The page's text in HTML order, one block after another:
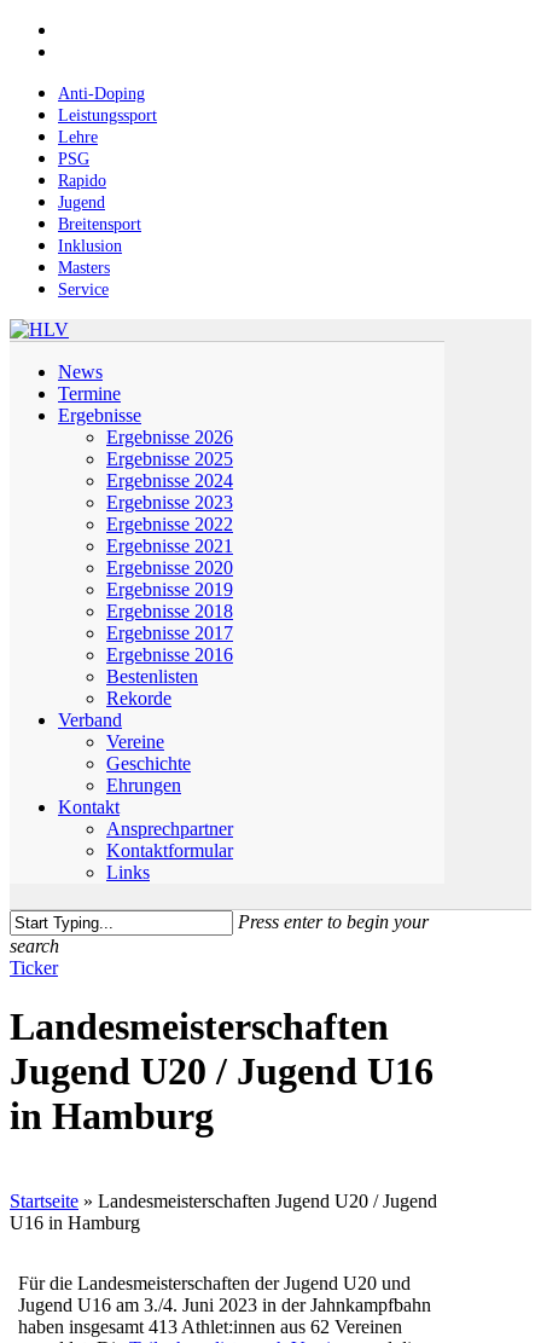
Skip
contentAnti-Doping
Leistungssport
Lehre
PSG
Rapido
Jugend
Breitensport
Inklusion
Masters
Service
News
Termine
Ergebnisse
Ergebnisse 2026
Ergebnisse 2025
Ergebnisse 2024
Ergebnisse 2023
Ergebnisse 2022
Ergebnisse 2021
Ergebnisse 2020
Ergebnisse 2019
Ergebnisse 2018
Ergebnisse 2017
Ergebnisse 2016
Bestenlisten
Rekorde
Verband
Vereine
Geschichte
Ehrungen
Kontakt
Ansprechpartner
Kontaktformular
Links
Press enter to begin your
search
Close
Ticker
Landesmeisterschaften
Jugend U20 / Jugend U16
in Hamburg
Startseite » Landesmeisterschaften Jugend U20 / Jugend
U16 in Hamburg
Für die Landesmeisterschaften der Jugend U20 und
Jugend U16 am 3./4. Juni 2023 in der Jahnkampfbahn
haben insgesamt 413 Athlet:innen aus 62 Vereinen